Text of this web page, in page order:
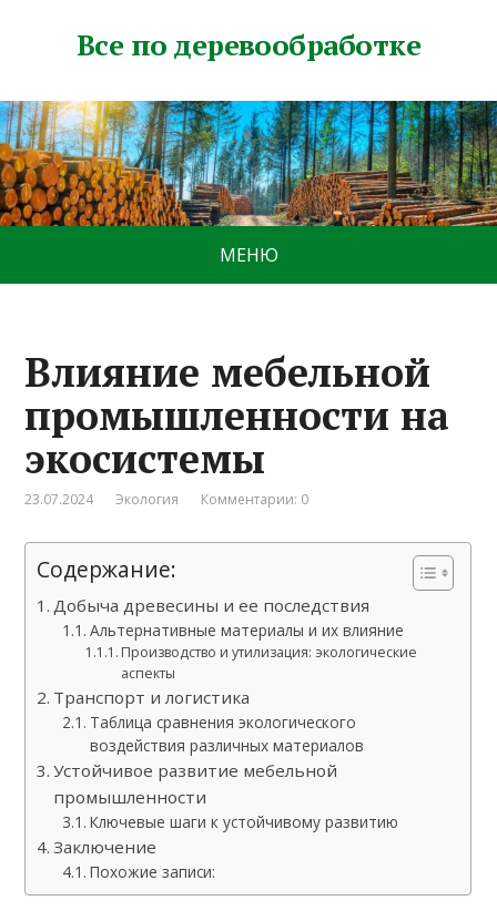
Все по деревообработке
МЕНЮ
Влияние мебельной
промышленности на
экосистемы
23.07.2024 Экология Комментарии: 0
Содержание:
Добыча древесины и ее последствия
Альтернативные материалы и их влияние
Производство и утилизация: экологические
аспекты
Транспорт и логистика
Таблица сравнения экологического
воздействия различных материалов
Устойчивое развитие мебельной
промышленности
Ключевые шаги к устойчивому развитию
Заключение
Похожие записи: